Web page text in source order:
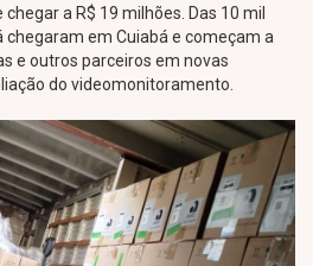
a R$ 19 milhões. Das 10 mil
chegaram em Cuiabá e começam a
e outros parceiros em novas
do videomonitoramento.